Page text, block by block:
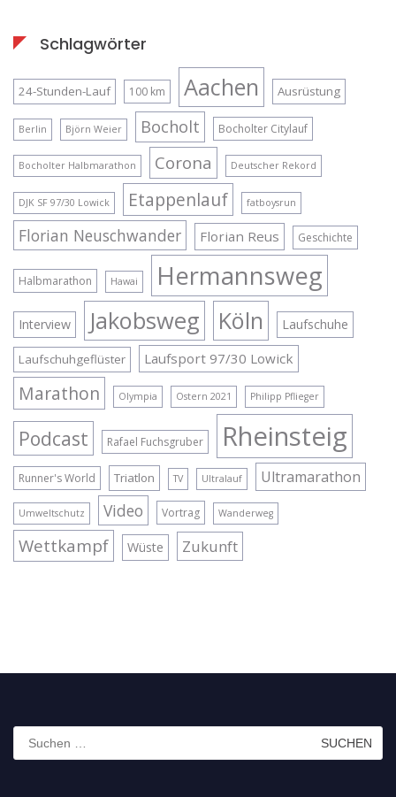
Schlagwörter
24-Stunden-Lauf 100 km Aachen Ausrüstung
Berlin Björn Weier Bocholt Bocholter Citylauf
Bocholter Halbmarathon Corona Deutscher Rekord
DJK SF 97/30 Lowick Etappenlauf fatboysrun
Florian Neuschwander Florian Reus Geschichte
Halbmarathon Hawai Hermannsweg
Interview Jakobsweg Köln Laufschuhe
Laufschuhgeflüster Laufsport 97/30 Lowick
Marathon Olympia Ostern 2021 Philipp Pflieger
Podcast Rafael Fuchsgruber Rheinsteig
Runner's World Triatlon TV Ultralauf Ultramarathon
Umweltschutz Video Vortrag Wanderweg
Wettkampf Wüste Zukunft
Suchen
nach: